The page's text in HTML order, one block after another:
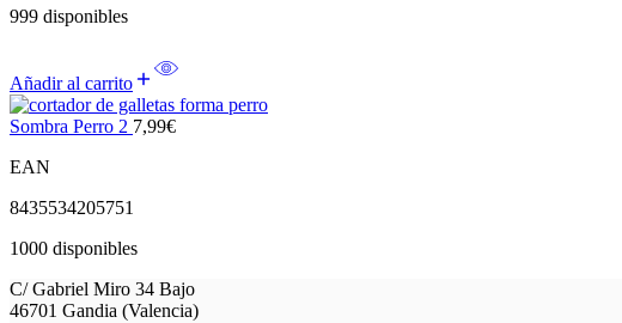
999 disponibles
Añadir al carrito
Sombra Perro 2 7,99€
EAN
8435534205751
1000 disponibles
C/ Gabriel Miro 34 Bajo
46701 Gandia (Valencia)